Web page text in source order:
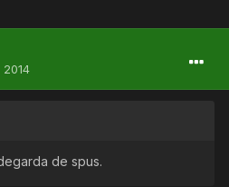
de spus.